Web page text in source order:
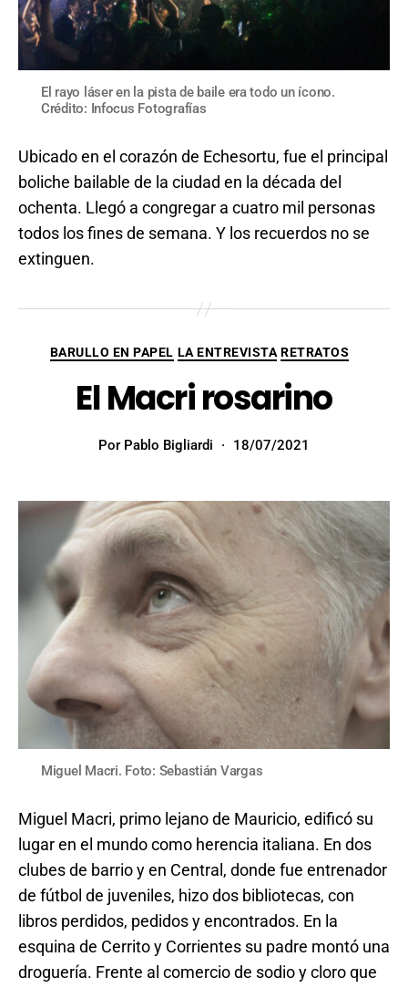
El rayo láser en la pista de baile era todo un ícono.
Crédito: Infocus Fotografías
Ubicado en el corazón de Echesortu, fue el principal
boliche bailable de la ciudad en la década del
ochenta. Llegó a congregar a cuatro mil personas
todos los fines de semana. Y los recuerdos no se
extinguen.
BARULLO EN PAPEL LA ENTREVISTA RETRATOS
El Macri rosarino
Por Pablo Bigliardi 18/07/2021
Miguel Macri. Foto: Sebastián Vargas
Miguel Macri, primo lejano de Mauricio, edificó su
lugar en el mundo como herencia italiana. En dos
clubes de barrio y en Central, donde fue entrenador
de fútbol de juveniles, hizo dos bibliotecas, con
libros perdidos, pedidos y encontrados. En la
esquina de Cerrito y Corrientes su padre montó una
droguería. Frente al comercio de sodio y cloro que